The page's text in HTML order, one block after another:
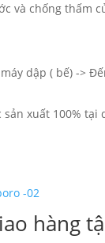
và chống thấm
dập ( bế) ->
xuất 100%
hàng